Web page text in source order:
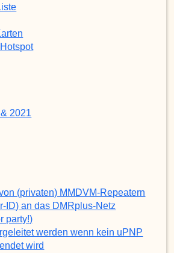
2021
(privaten) MMDVM-Repeatern
ID) an das DMRplus-Netz
party!)
werden wenn kein uPNP
wird